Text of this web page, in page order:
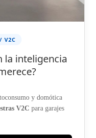
V2C
la inteligencia
y domótica
V2C para garajes